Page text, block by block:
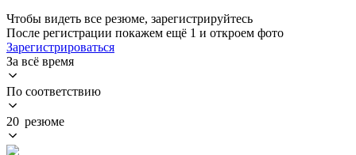
Чтобы видеть все резюме, зарегистрируйтесь
После регистрации покажем ещё 1 и откроем фото
Зарегистрироваться
За всё время
По соответствию
20 резюме